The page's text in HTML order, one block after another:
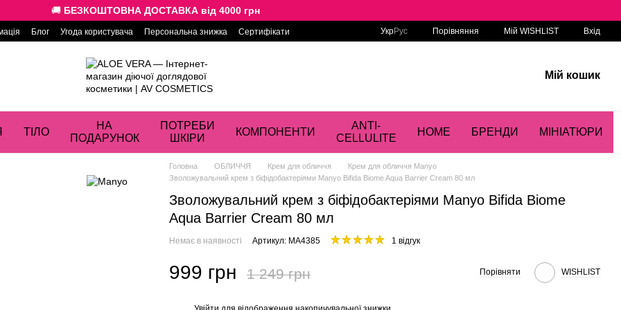
🚚 БЕЗКОШТОВНА ДОСТАВКА від 4000 грн
Блог Угода користувача Персональна знижка Сертифікати УкрРус Порівняння Мій WISHLIST Вхід
Мій кошик
ТІЛО
НА
ПОДАРУНОК
ПОТРЕБИ
ШКІРИ
КОМПОНЕНТИ
ANTI-
CELLULITE
HOME БРЕНДИ МІНІАТЮРИ
Головна ОБЛИЧЧЯ Крем для обличчя
Крем для обличчя Manyo
Зволожувальний крем з біфідобактеріями Manyo Bifida Biome Aqua Barrier Cream 80 мл
Зволожувальний крем з біфідобактеріями Manyo Bifida Biome
Aqua Barrier Cream 80 мл
Немає в наявності Артикул: MA4385 1 відгук
999 грн 1 249 грн Порівняти WISHLIST